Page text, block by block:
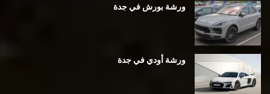
ورشة بورش في جدة
ورشة أودي في جدة